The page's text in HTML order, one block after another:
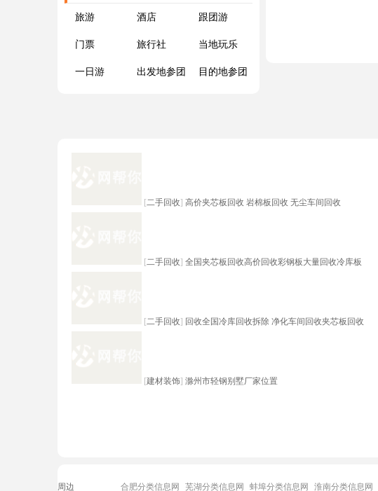
旅游 酒店 跟团游
门票 旅行社 当地玩乐
一日游 出发地参团 目的地参团
[二手回收] 高价夹芯板回收 岩棉板回收 无尘车间回收
[二手回收] 全国夹芯板回收高价回收彩钢板大量回收冷库板
[二手回收] 回收全国冷库回收拆除 净化车间回收夹芯板回收
[建材装饰] 滁州市轻钢别墅厂家位置
周边 合肥分类信息网 芜湖分类信息网 蚌埠分类信息网 淮南分类信息网